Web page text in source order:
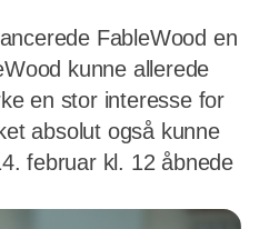
FableWood en
kunne allerede
en stor interesse for
absolut også kunne
februar kl. 12 åbnede